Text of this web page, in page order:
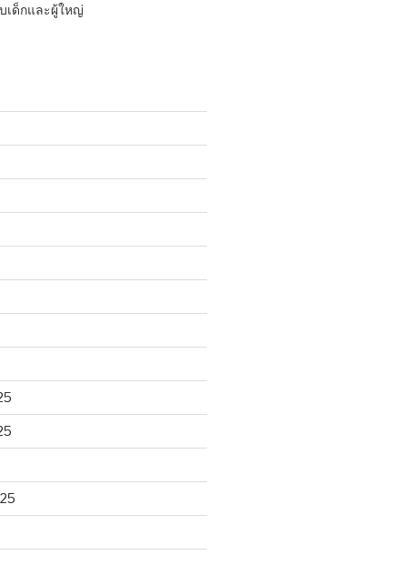
เด็กและผู้ใหญ่